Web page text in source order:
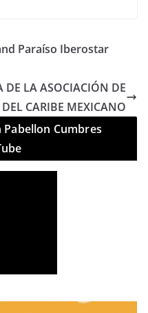
Paraíso Iberostar
LA ASOCIACIÓN DE
CARIBE MEXICANO
Cumbres